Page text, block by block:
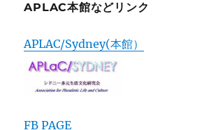
APLAC本館などリンク
APLAC/Sydney(本館）
FB PAGE